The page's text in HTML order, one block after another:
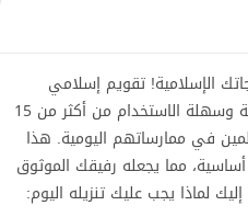
الإسلامية! تقويم إسلامي
وتطبيقات الصلاة هو مجموعة شاملة وسهلة الاستخدام من أكثر من 15
في ممارساتهم اليومية. هذا
مما يجعله رفيقك الموثوق
لماذا يجب عليك تنزيله اليوم: